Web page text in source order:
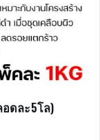
อดละ5โล)